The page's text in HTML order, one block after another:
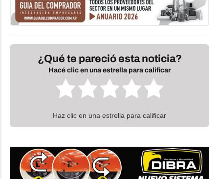
¿Qué te pareció esta noticia?
Hacé clic en una estrella para calificar
Haz clic en una estrella para calificar